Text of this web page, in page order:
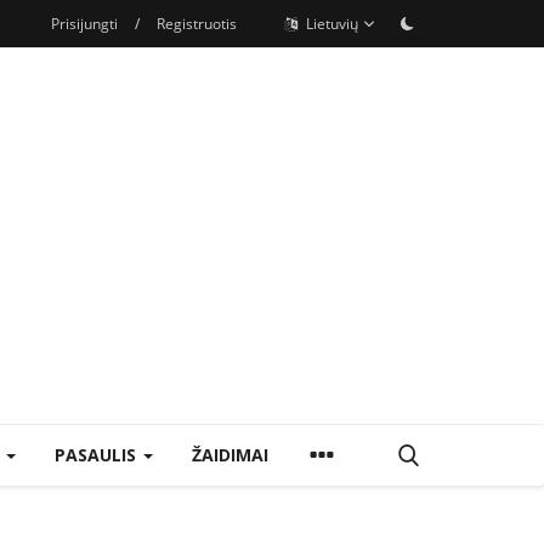
Prisijungti / Registruotis Lietuvių
PASAULIS ŽAIDIMAI